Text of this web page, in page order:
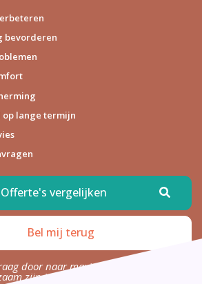
bevorderen
op lange termijn
vergelijken
Bel mij terug
door naar maximaal 4 bedrijven die
zijn in uw omgeving.